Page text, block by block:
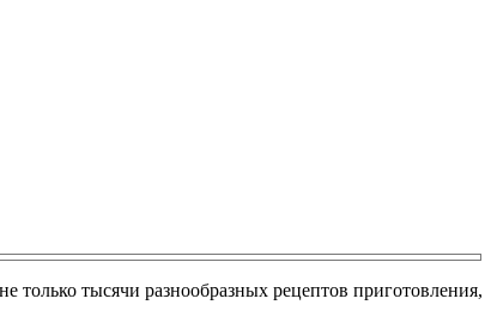
только тысячи разнообразных рецептов приготовления,